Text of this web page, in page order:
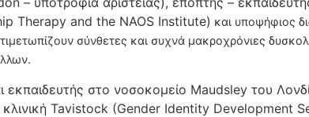
Therapy and the NAOS Institute) και υποψήφιος
σύνθετες και συχνά μακροχρόνιες
εκπαιδευτής στο νοσοκομείο Maudsley του
Tavistock (Gender Identity Development